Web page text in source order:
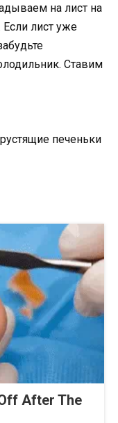
на лист на
лист уже
Ставим
печеньки
After The